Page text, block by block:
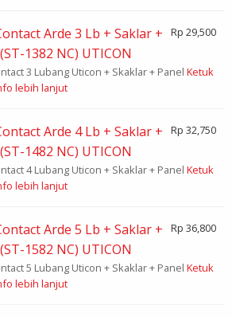
Arde 3 Lb + Saklar +
1382 NC) UTICON
Rp 29,500
3 Lubang Uticon + Skaklar + Panel Ketuk
lebih lanjut
Arde 4 Lb + Saklar +
1482 NC) UTICON
Rp 32,750
4 Lubang Uticon + Skaklar + Panel Ketuk
lebih lanjut
Arde 5 Lb + Saklar +
1582 NC) UTICON
Rp 36,800
5 Lubang Uticon + Skaklar + Panel Ketuk
lebih lanjut